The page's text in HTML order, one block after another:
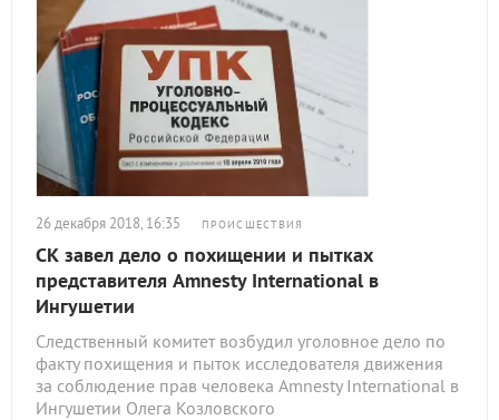
26 декабря 2018, 16:35 ПРОИСШЕСТВИЯ
СК завел дело о похищении и пытках
представителя Amnesty International в
Ингушетии
Следственный комитет возбудил уголовное дело по
факту похищения и пыток исследователя движения
за соблюдение прав человека Amnesty International в
Ингушетии Олега Козловского